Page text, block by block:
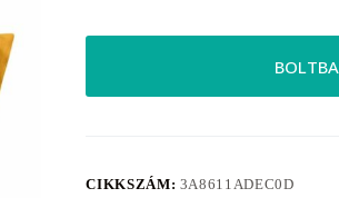
BOLTBA
CIKKSZÁM: 3A8611ADEC0D